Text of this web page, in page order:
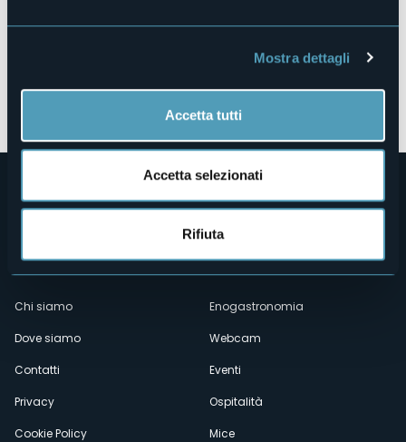
Mostra dettagli
Accetta tutti
Accetta selezionati
Rifiuta
Apri mappa
Menù
secondario
Chi siamo
Dove siamo
Contatti
Privacy
Cookie Policy
Enogastronomia
Webcam
Eventi
Ospitalità
Mice